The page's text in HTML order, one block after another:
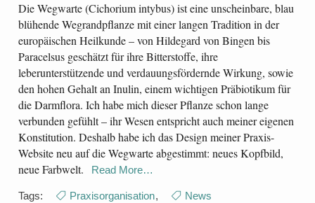
Die Wegwarte (Cichorium intybus) ist eine unscheinbare, blau
blühende Wegrandpflanze mit einer langen Tradition in der
europäischen Heilkunde – von Hildegard von Bingen bis
Paracelsus geschätzt für ihre Bitterstoffe, ihre
leberunterstützende und verdauungsfördernde Wirkung, sowie
den hohen Gehalt an Inulin, einem wichtigen Präbiotikum für
die Darmflora. Ich habe mich dieser Pflanze schon lange
verbunden gefühlt – ihr Wesen entspricht auch meiner eigenen
Konstitution. Deshalb habe ich das Design meiner Praxis-
Website neu auf die Wegwarte abgestimmt: neues Kopfbild,
neue Farbwelt.
Read More…
Tags: Praxisorganisation, News